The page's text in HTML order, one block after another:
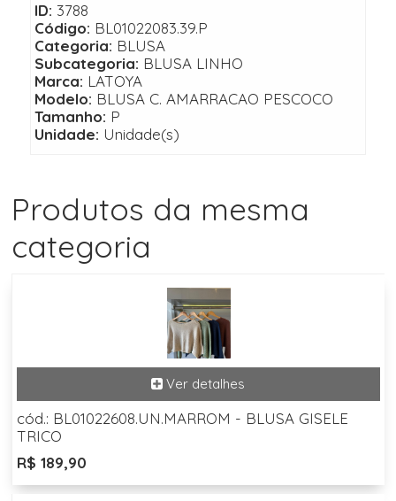
ID: 3788
Código: BL01022083.39.P
Categoria: BLUSA
Subcategoria: BLUSA LINHO
Marca: LATOYA
Modelo: BLUSA C. AMARRACAO PESCOCO
Tamanho: P
Unidade: Unidade(s)
Produtos da mesma
categoria
cód.: BL01022608.UN.MARROM - BLUSA GISELE
TRICO
R$ 189,90